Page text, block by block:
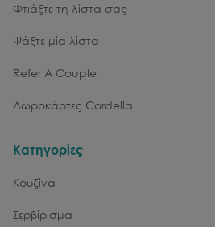
Φτιάξτε τη λίστα σας
Ψάξτε μία λίστα
Refer A Couple
Δωροκάρτες Cordella
Κατηγορίες
Κουζίνα
Σερβίρισμα